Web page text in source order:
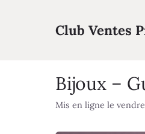
Club Ventes
Bijoux –
Mis en ligne le